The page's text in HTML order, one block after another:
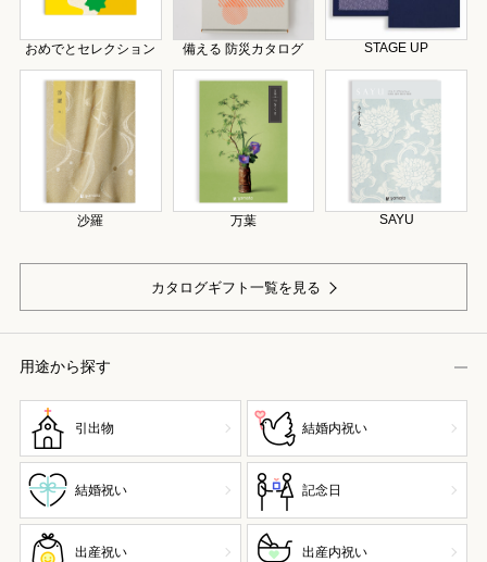
おめでとセレクション 備える 防災カタログ STAGE UP
沙羅 万葉 SAYU
カタログギフト一覧を見る
用途から探す
引出物 結婚内祝い
結婚祝い 記念日
出産祝い 出産内祝い